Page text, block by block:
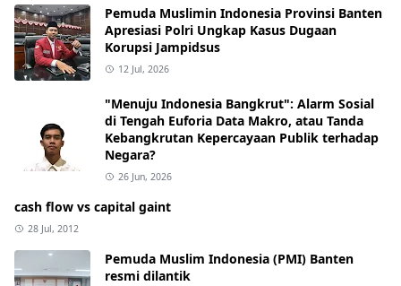
Pemuda Muslimin Indonesia Provinsi Banten
Apresiasi Polri Ungkap Kasus Dugaan
Korupsi Jampidsus
12 Jul, 2026
"Menuju Indonesia Bangkrut": Alarm Sosial
di Tengah Euforia Data Makro, atau Tanda
Kebangkrutan Kepercayaan Publik terhadap
Negara?
26 Jun, 2026
cash flow vs capital gaint
28 Jul, 2012
Pemuda Muslim Indonesia (PMI) Banten
resmi dilantik